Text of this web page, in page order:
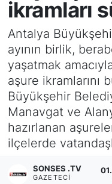
ikramları
Antalya
ayının birlik,
yaşatmak
aşure ikramlarını
Büyükşehir
Manavgat ve
hazırlanan
ilçelerde
SONSES .TV
GAZETECI
GÜNÜN
DÜNYA
KÜLTÜR -
MAGAZİN
SAĞLIK
Siyaset
Mersin Trafik
Süper Lig
Tüm Manşetler
Son Dakika
Haber Arşivi